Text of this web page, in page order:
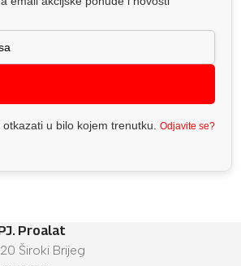
u bilo kojem trenutku. Odjavite se?
Proalat
Široki Brijeg